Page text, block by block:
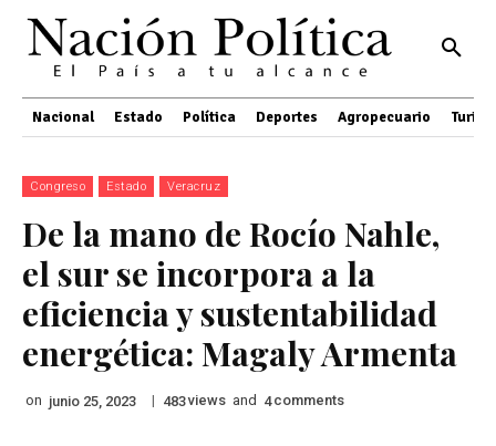
Nacional Estado Política Deportes Agropecuario
Congreso Estado Veracruz
De la mano de Rocío Nahle,
el sur se incorpora a la
eficiencia y sustentabilidad
energética: Magaly Armenta
on junio 25, 2023 | 483views and 4 comments